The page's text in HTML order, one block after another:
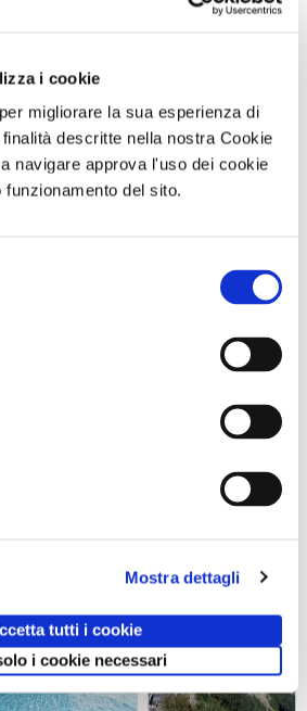
i cookie
migliorare la sua esperienza di
descritte nella nostra Cookie
navigare approva l'uso dei cookie
del sito.
Mostra dettagli
tutti i cookie
i cookie necessari
Portici_32.jpg Portici_41.jpg
Portici_45.jpg